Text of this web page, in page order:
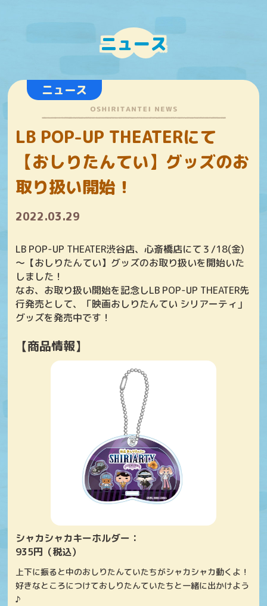
ニュース
ニュース
LB POP-UP THEATERにて
【おしりたんてい】グッズのお
取り扱い開始！
2022.03.29
LB POP-UP THEATER渋谷店、心斎橋店にて３/18(金)
～【おしりたんてい】グッズのお取り扱いを開始いた
しました！
なお、お取り扱い開始を記念しLB POP-UP THEATER先
行発売として、「映画おしりたんてい シリアーティ」
グッズを発売中です！
【商品情報】
シャカシャカキーホルダー：
935円（税込）
上下に振ると中のおしりたんていたちがシャカシャカ動くよ！
好きなところにつけておしりたんていたちと一緒に出かけよう
♪